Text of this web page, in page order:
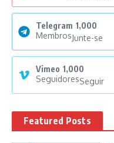
Telegram 1,000
MembrosJunte-se
Vimeo 1,000
SeguidoresSeguir
Featured Posts